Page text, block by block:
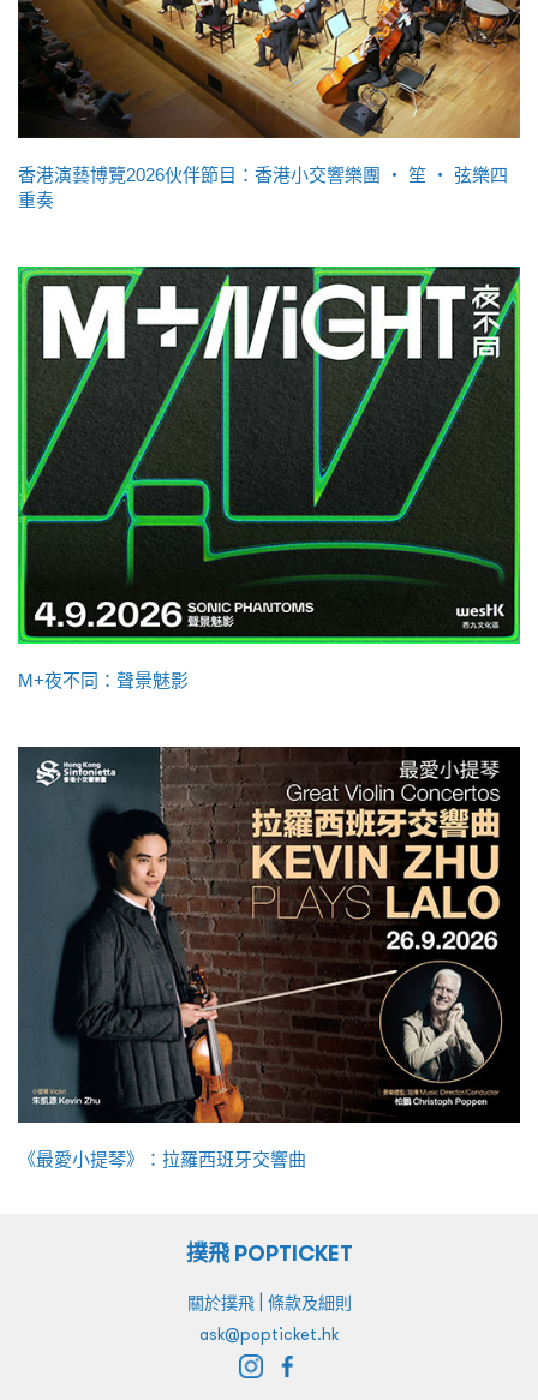
香港演藝博覽2026伙伴節目：香港小交響樂團 ‧ 笙 ‧ 弦樂四
重奏
M+夜不同：聲景魅影
《最愛小提琴》：拉羅西班牙交響曲
撲飛 POPTICKET
關於撲飛| 條款及細則
ask@popticket.hk